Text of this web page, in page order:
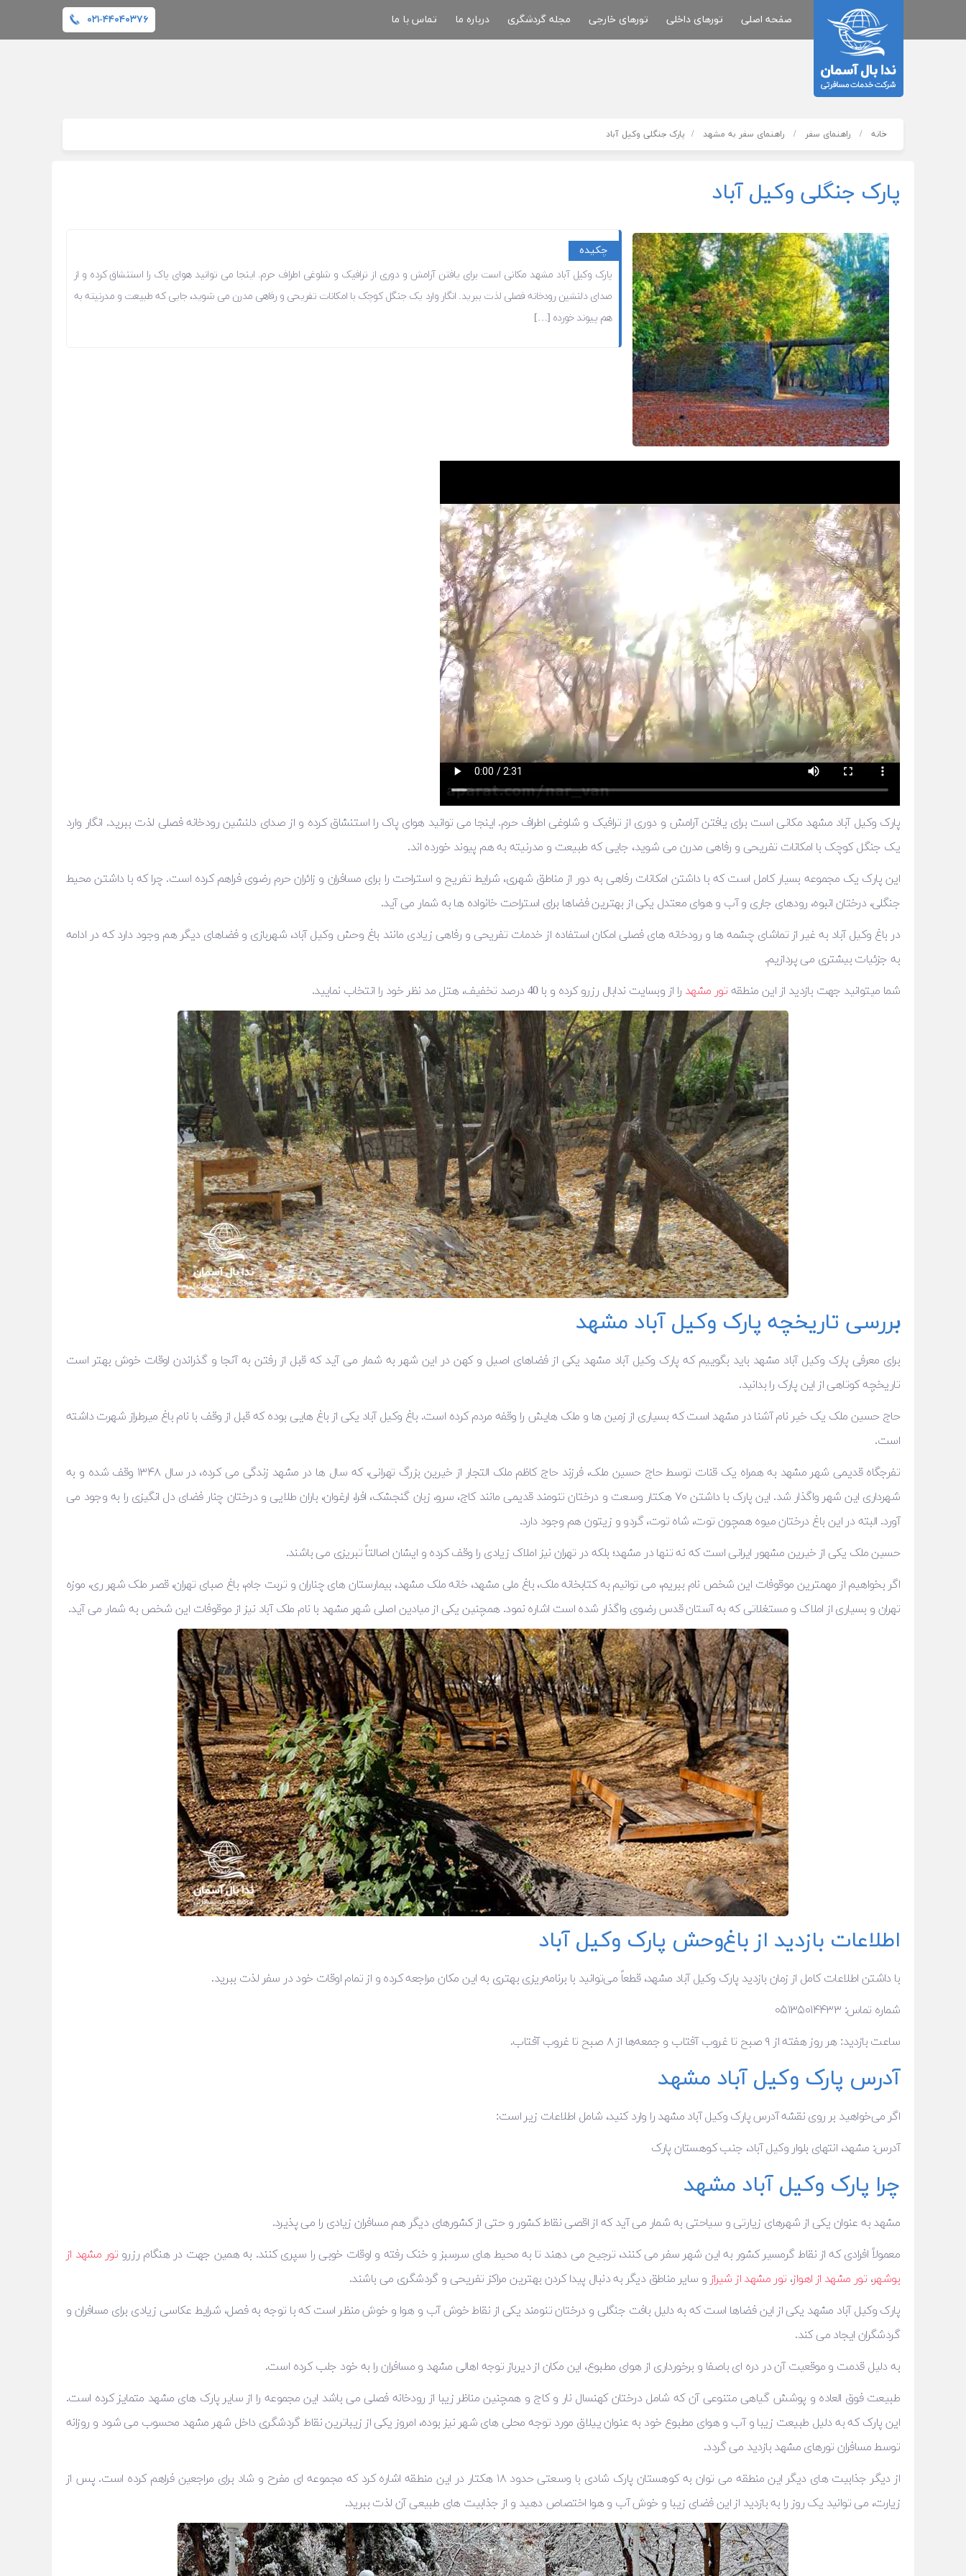
صفحه اصلی تورهای داخلی تورهای خارجی مجله گردشگری درباره ما تماس با ما ۰۲۱-۴۴۰۴۰۳۷۶
خانه راهنمای سفر راهنمای سفر به مشهد پارک جنگلی وکیل آباد
پارک جنگلی وکیل آباد
چکیده
پارک وکیل ‌آباد مشهد مکانی است برای یافتن آرامش و دوری از ترافیک و شلوغی اطراف حرم. اینجا می ‌توانید هوای پاک را استنشاق کرده و از
صدای دلنشین رودخانه فصلی لذت ببرید. انگار وارد یک جنگل کوچک با امکانات تفریحی و رفاهی مدرن می ‌شوید، جایی که طبیعت و مدرنیته به
هم پیوند خورده […]
پارک وکیل ‌آباد مشهد مکانی است برای یافتن آرامش و دوری از ترافیک و شلوغی اطراف حرم. اینجا می ‌توانید هوای پاک را استنشاق کرده و از صدای دلنشین رودخانه فصلی لذت ببرید. انگار وارد
یک جنگل کوچک با امکانات تفریحی و رفاهی مدرن می ‌شوید، جایی که طبیعت و مدرنیته به هم پیوند خورده ‌اند.
این پارک یک مجموعه بسیار کامل است که با داشتن امکانات رفاهی به دور از مناطق شهری، شرایط تفریح و استراحت را برای مسافران و زائران حرم رضوی فراهم کرده است. چرا که با داشتن محیط
جنگلی، درختان انبوه، رودهای جاری و آب و هوای معتدل یکی از بهترین فضاها برای استراحت خانواده ها به شمار می آید.
در باغ وکیل آباد به غیر از تماشای چشمه ها و رودخانه های فصلی امکان استفاده از خدمات تفریحی و رفاهی زیادی مانند باغ وحش وکیل آباد، شهربازی و فضاهای دیگر هم وجود دارد که در ادامه
به جزئیات بیشتری می پردازیم.
شما میتوانید جهت بازدید از این منطقه تور مشهد را از وبسایت ندابال رزرو کرده و با 40 درصد تخفیف، هتل مد نظر خود را انتخاب نمایید.
بررسی تاریخچه پارک وکیل آباد مشهد
برای معرفی پارک وکیل آباد مشهد باید بگوییم که پارک وکیل آباد مشهد یکی از فضاهای اصیل و کهن در این شهر به شمار می آید که قبل از رفتن به آنجا و گذراندن اوقات خوش بهتر است
تاریخچه کوتاهی از این پارک را بدانید.
حاج حسین ملک یک خیر نام آشنا در مشهد است که بسیاری از زمین ها و ملک هایش را وقفه مردم کرده است. باغ وکیل آباد یکی از باغ هایی بوده که قبل از وقف با نام باغ میرطراز شهرت داشته
است.
تفرجگاه قدیمی شهر مشهد به همراه یک قنات توسط حاج حسین ملک، فرزند حاج کاظم ملک التجار از خیرین بزرگ تهرانی، که سال ها در مشهد زندگی می کرده، در سال ۱۳۴۸ وقف شده و به
شهرداری این شهر واگذار شد. این پارک با داشتن ۷۰ هکتار وسعت و درختان تنومند قدیمی مانند کاج، سرو، زبان ‌گنجشک، افرا، ارغوان، باران طلایی و درختان چنار فضای دل انگیزی را به وجود می
آورد. البته در این باغ درختان میوه همچون توت، شاه توت، گردو و زیتون هم وجود دارد.
حسین ملک یکی از خیرین مشهور ایرانی است که نه تنها در مشهد؛ بلکه در تهران نیز املاک زیادی را وقف کرده و ایشان اصالتاً تبریزی می باشند.
اگر بخواهیم از مهمترین موقوفات این شخص نام ببریم، می توانیم به کتابخانه ملک، باغ ملی مشهد، خانه ملک مشهد، بیمارستان های چناران و تربت جام، باغ صبای تهران، قصر ملک شهر ری، موزه
تهران و بسیاری از املاک و مستغلاتی که به آستان قدس رضوی واگذار شده است اشاره نمود. همچنین یکی از میادین اصلی شهر مشهد با نام ملک آباد نیز از موقوفات این شخص به شمار می آید.
اطلاعات بازدید از باغ‌وحش پارک وکیل آباد
با داشتن اطلاعات کامل از زمان بازدید پارک وکیل آباد مشهد، قطعاً می‌توانید با برنامه‌ریزی بهتری به این مکان مراجعه کرده و از تمام اوقات خود در سفر لذت ببرید.
شماره تماس: ۰۵۱۳۵۰۱۴۴۳۳
ساعت بازدید: هر روز هفته از ۹ صبح تا غروب آفتاب و جمعه‌ها از ۸ صبح تا غروب آفتاب.
آدرس پارک وکیل آباد مشهد
اگر می‌خواهید بر روی نقشه آدرس پارک وکیل آباد مشهد را وارد کنید، شامل اطلاعات زیر است:
آدرس: مشهد، انتهای بلوار وکیل آباد، جنب کوهستان پارک
چرا پارک وکیل آباد مشهد
مشهد به عنوان یکی از شهرهای زیارتی و سیاحتی به شمار می آید که از اقصی نقاط کشور و حتی از کشورهای دیگر هم مسافران زیادی را می پذیرد.
معمولاً افرادی که از نقاط گرمسیر کشور به این شهر سفر می کنند، ترجیح می دهند تا به محیط های سرسبز و خنک رفته و اوقات خوبی را سپری کنند. به همین جهت در هنگام رزرو تور مشهد از
بوشهر، تور مشهد از اهواز، تور مشهد از شیراز و سایر مناطق دیگر به دنبال پیدا کردن بهترین مراکز تفریحی و گردشگری می باشند.
پارک وکیل آباد مشهد یکی از این فضاها است که به دلیل بافت جنگلی و درختان تنومند یکی از نقاط خوش آب و هوا و خوش منظر است که با توجه به فصل، شرایط عکاسی زیادی برای مسافران و
گردشگران ایجاد می کند.
به دلیل قدمت و موقعیت آن در دره ‌ای باصفا و برخورداری از هوای مطبوع، این مکان از دیرباز توجه اهالی مشهد و مسافران را به خود جلب کرده است.
طبیعت فوق ‌العاده و پوشش گیاهی متنوعی آن که شامل درختان کهنسال نار و کاج و همچنین مناظر زیبا از رودخانه فصلی می باشد این مجموعه را از سایر پارک های مشهد متمایز کرده است.
این پارک که به دلیل طبیعت زیبا و آب و هوای مطبوع خود به عنوان ییلاق مورد توجه محلی‌ های شهر نیز بوده، امروز یکی از زیباترین نقاط گردشگری داخل شهر مشهد محسوب می ‌شود و روزانه
توسط مسافران تورهای مشهد بازدید می گردد.
از دیگر جذابیت‌ های دیگر این منطقه می ‌توان به کوهستان پارک شادی با وسعتی حدود ۱۸ هکتار در این منطقه اشاره کرد که مجموعه ‌ای مفرح و شاد برای مراجعین فراهم کرده است. پس از
زیارت، می ‌توانید یک روز را به بازدید از این فضای زیبا و خوش ‌آب ‌و هوا اختصاص دهید و از جذابیت ‌های طبیعی آن لذت ببرید.